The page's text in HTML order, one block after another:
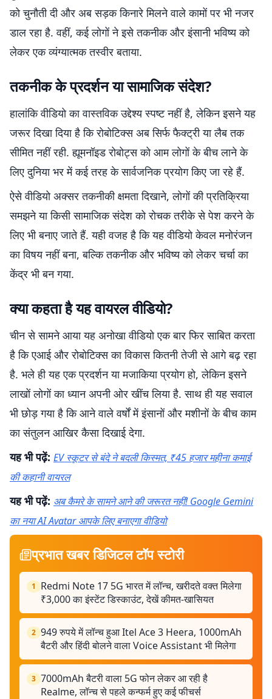
को चुनौती दी और अब सड़क किनारे मिलने वाले कामों पर भी नजर
डाल रहा है. वहीं, कई लोगों ने इसे तकनीक और इंसानी भविष्य को
लेकर एक व्यंग्यात्मक तस्वीर बताया.
तकनीक के प्रदर्शन या सामाजिक संदेश?
हालांकि वीडियो का वास्तविक उद्देश्य स्पष्ट नहीं है, लेकिन इसने यह
जरूर दिखा दिया है कि रोबोटिक्स अब सिर्फ फैक्ट्री या लैब तक
सीमित नहीं रही. ह्यूमनॉइड रोबोट्स को आम लोगों के बीच लाने के
लिए दुनिया भर में कई तरह के सार्वजनिक प्रयोग किए जा रहे हैं.
ऐसे वीडियो अक्सर तकनीकी क्षमता दिखाने, लोगों की प्रतिक्रिया
समझने या किसी सामाजिक संदेश को रोचक तरीके से पेश करने के
लिए भी बनाए जाते हैं. यही वजह है कि यह वीडियो केवल मनोरंजन
का विषय नहीं बना, बल्कि तकनीक और भविष्य को लेकर चर्चा का
केंद्र भी बन गया.
क्या कहता है यह वायरल वीडियो?
चीन से सामने आया यह अनोखा वीडियो एक बार फिर साबित करता
है कि एआई और रोबोटिक्स का विकास कितनी तेजी से आगे बढ़ रहा
है. भले ही यह एक प्रदर्शन या मजाकिया प्रयोग हो, लेकिन इसने
लाखों लोगों का ध्यान अपनी ओर खींच लिया है. साथ ही यह सवाल
भी छोड़ गया है कि आने वाले वर्षों में इंसानों और मशीनों के बीच काम
का संतुलन आखिर कैसा दिखाई देगा.
यह भी पढ़ें: EV स्कूटर से बंदे ने बदली किस्मत, ₹45 हजार महीना कमाई
की कहानी वायरल
यह भी पढ़ें: अब कैमरे के सामने आने की जरूरत नहीं! Google Gemini
का नया AI Avatar आपके लिए बनाएगा वीडियो
प्रभात खबर डिजिटल टॉप स्टोरी
1
Redmi Note 17 5G भारत में लॉन्च, खरीदते वक्त मिलेगा
₹3,000 का इंस्टेंट डिस्काउंट, देखें कीमत-खासियत
2 949 रुपये में लॉन्च हुआ Itel Ace 3 Heera, 1000mAh
बैटरी और हिंदी बोलने वाला Voice Assistant भी मिलेगा
3 7000mAh बैटरी वाला 5G फोन लेकर आ रही है
Realme, लॉन्च से पहले कन्फर्म हुए कई फीचर्स